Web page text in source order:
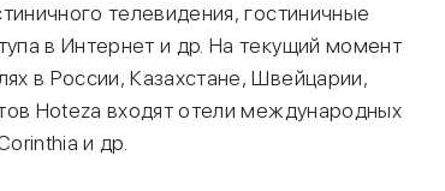
телевидения, гостиничные
в Интернет и др. На текущий момент
в России, Казахстане, Швейцарии,
Hoteza входят отели международных
и др.